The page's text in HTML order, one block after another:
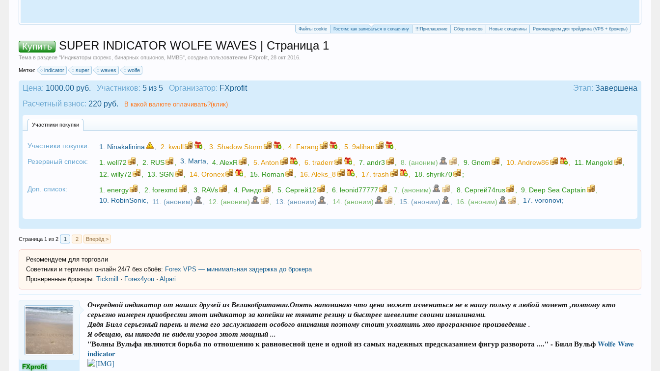
Файлы cookie Гостям: как записаться в складчину !!!Приглашение Сбор взносов Новые складчины Рекомендуем для трейдинга (VPS + брокеры)
Купить SUPER INDICATOR WOLFE WAVES | Страница 1
Тема в разделе "Индикаторы форекс, бинарных опционов, ММВБ", создана пользователем FXprofit ,28 окт 2016
Метки: indicator super waves wolfe
Этап: Завершена
Цена: 1000.00 руб. Участников: 5 из 5 Организатор: FXprofit
Расчетный взнос: 220 руб. В какой валюте оплачивать?(клик)
Участники покупки
Участники покупки: 1. Ninakalinina 2. kwull 3.Shadow Storm 4. Farang 5.9alihan
;
Резервный список:
1.well72 2. RUS 3. Marta 4.AlexR 5.Anton 6.traderr 7.andr3 8. (аноним) 9.Gnom 10.Andrew86 11. Mangold
12.willy72 13.SGN 14.Oronex 15. Roman 16.Aleks_8 17.trash 18.shyrik70
;
Доп. список:
1.energy 2.forexmd 3. RAVs 4. Риндо 5.Сергей12 6. leonid77777 7. (аноним) 8.Сергей74rus 9. Deep Sea Captain
10. RobinSonic 11. (аноним) 12. (аноним) 13. (аноним) 14. (аноним) 15. (аноним) 16. (аноним) 17.voronovi;
Страница 1 из 2 1 2 Вперёд >
Рекомендуем для торговли
Советники и терминал онлайн 24/7 без сбоёв: Forex VPS — минимальная задержка до брокера
Проверенные брокеры: Tickmill · Forex4you ·Alpari
FXprofit
Очередной индикатор от наших друзей из Великобритании.Опять напоминаю что цена может измениться не в нашу пользу в любой момент ,поэтому кто
серьезно намерен приобрести этот индикатор за копейки не тяните резину и быстрее шевелите своими извилинами.
Дядя Билл серьезный парень и тема его заслуживает особого внимания поэтому стоит ухватить это программное произведение .
Я обещаю, вы никогда не видели узоров этот мощный ...
"Волны Вульфа являются борьба по отношению к равновесной цене и одной из самых надежных предсказанием фигур разворота ...." - Билл ВульфWolfe Wave
indicator